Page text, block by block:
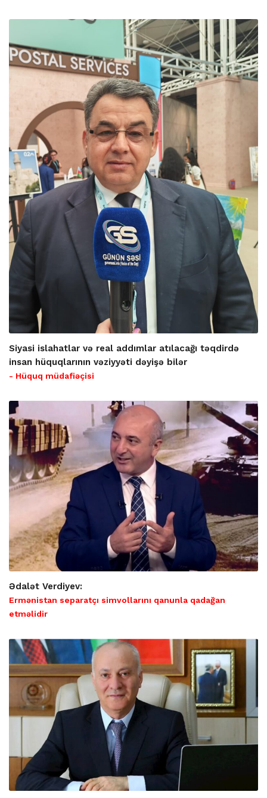
Siyasi islahatlar və real addımlar atılacağı təqdirdə
insan hüquqlarının vəziyyəti dəyişə bilər
- Hüquq müdafiəçisi
Ədalət Verdiyev:
Ermənistan separatçı simvollarını qanunla qadağan
etməlidir